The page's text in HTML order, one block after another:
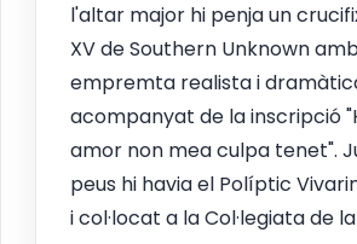
l'altar major hi penja un
XV de Southern Unknown
empremta realista i
acompanyat de la inscripció
amor non mea culpa tenet".
peus hi havia el Políptic
i col·locat a la Col·legiata de